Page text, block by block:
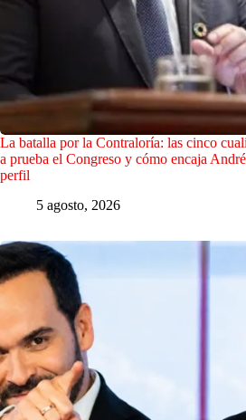
La batalla por la Contraloría: las cinco
a prueba el Congreso y cómo encaja
perfil
5 agosto, 2026